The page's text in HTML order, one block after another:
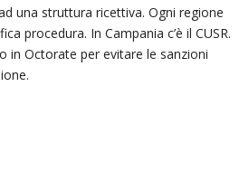
una struttura ricettiva. Ogni regione
procedura. In Campania c’è il CUSR.
in Octorate per evitare le sanzioni